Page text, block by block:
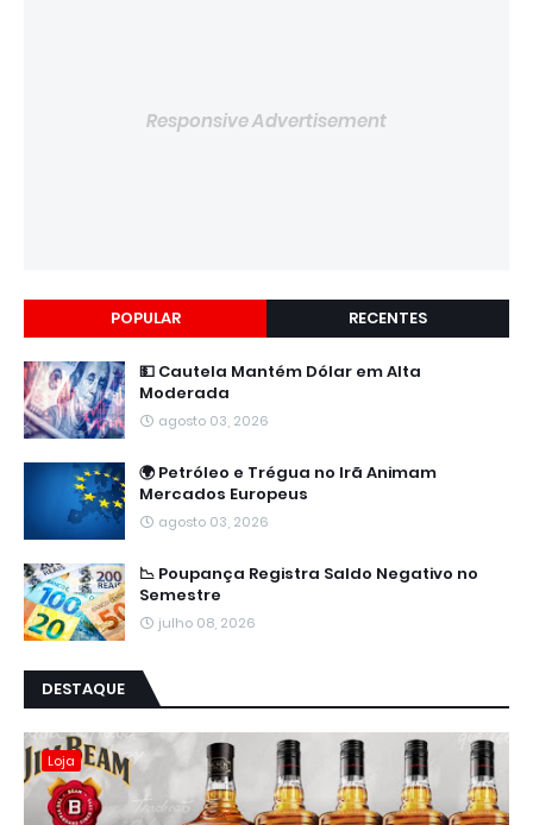
Responsive Advertisement
POPULAR RECENTES
💵 Cautela Mantém Dólar em Alta
Moderada
agosto 03, 2026
🌍 Petróleo e Trégua no Irã Animam
Mercados Europeus
agosto 03, 2026
📉 Poupança Registra Saldo Negativo no
Semestre
julho 08, 2026
DESTAQUE
Loja